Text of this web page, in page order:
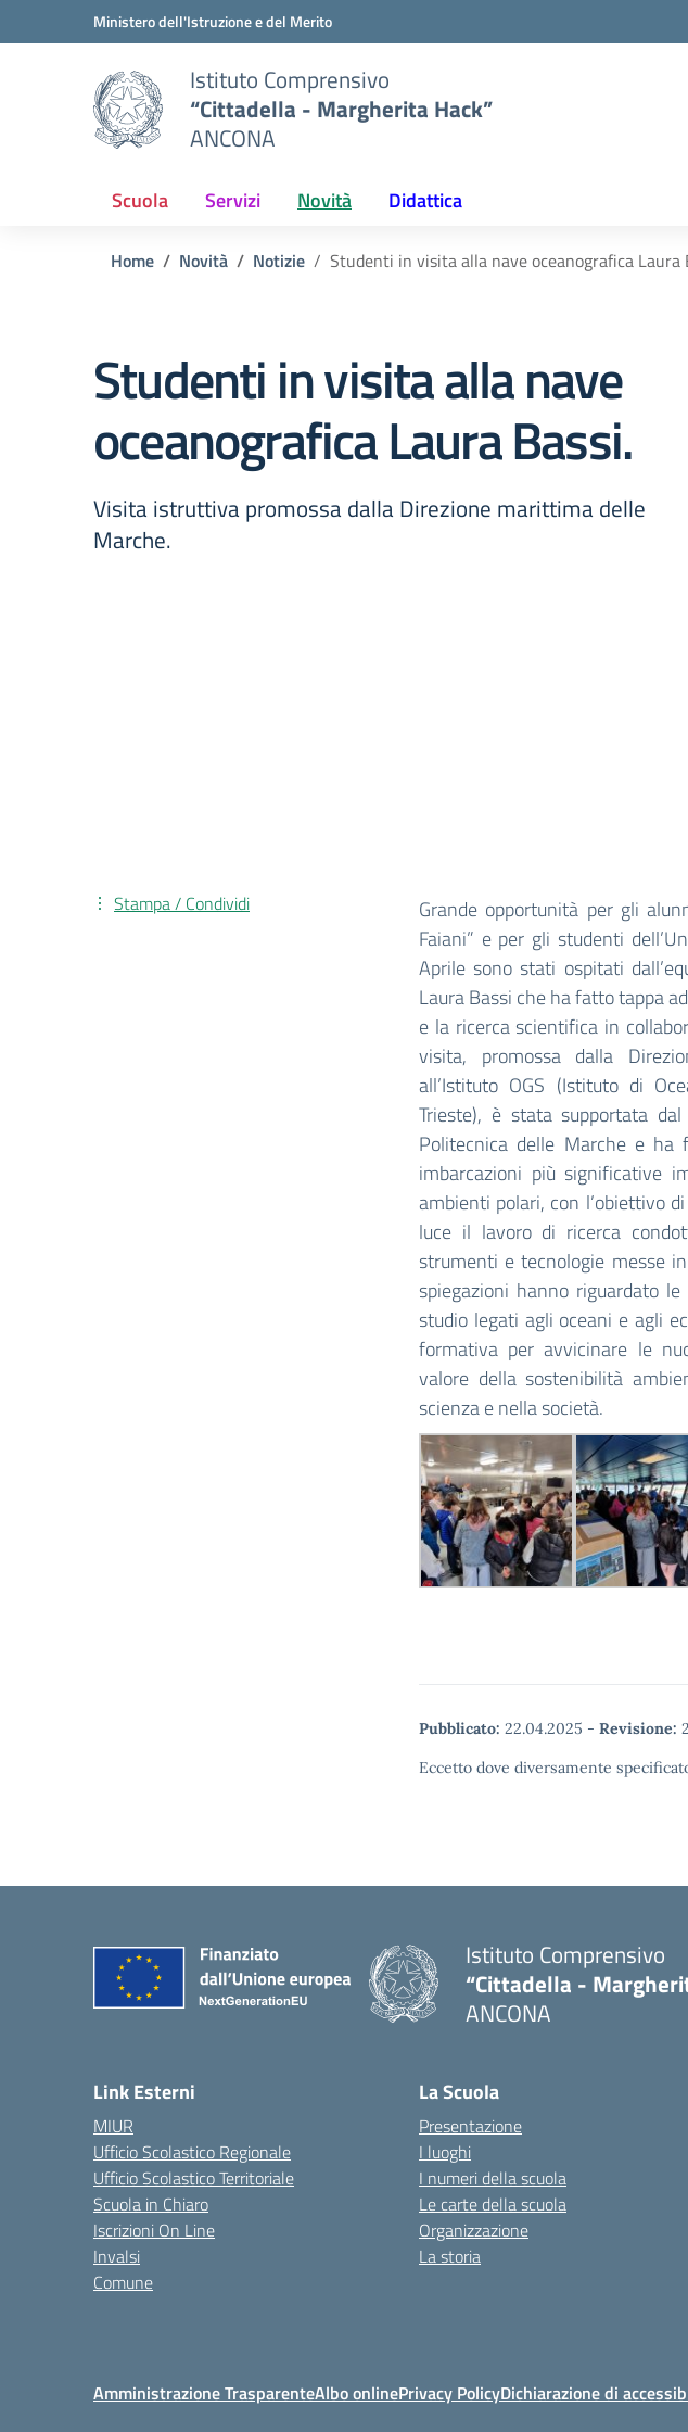
Vai ai contenuti
Vai al menu di navigazioneMinistero dell'Istruzione e del Merito
Istituto Comprensivo
“Cittadella - Margherita Hack”
ANCONA
Scuola Servizi Novità Didattica
Home Novità Notizie Studenti in visita alla nave oceanografica Laura
Studenti in visita alla nave
oceanografica Laura Bassi.
Visita istruttiva promossa dalla Direzione marittima delle
Marche.
Grande opportunità per gli
Faiani” e per gli studenti
Aprile sono stati ospitati
Laura Bassi che ha fatto tappa
e la ricerca scientifica in
visita, promossa dalla
all’Istituto OGS (Istituto di
Trieste), è stata supportata
Politecnica delle Marche e
imbarcazioni più significative
ambienti polari, con l’obiettivo
luce il lavoro di ricerca
strumenti e tecnologie messe
spiegazioni hanno riguardato
studio legati agli oceani e agli
formativa per avvicinare le
valore della sostenibilità
scienza e nella società.
Pubblicato: 22.04.2025 - Revisione:
Eccetto dove diversamente
Stampa / Condividi
Istituto Comprensivo
“Cittadella -
ANCONA
Link Esterni
MIUR
Ufficio Scolastico Regionale
Ufficio Scolastico Territoriale
Scuola in Chiaro
Iscrizioni On Line
Invalsi
Comune
La Scuola
Presentazione
I luoghi
I numeri della scuola
Le carte della scuola
Organizzazione
La storia
Amministrazione TrasparenteAlbo onlinePrivacy PolicyDichiarazione di